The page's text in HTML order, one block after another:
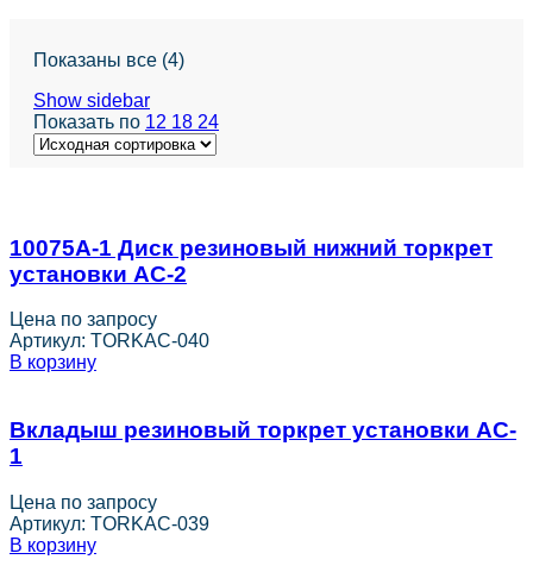
Показаны все (4)
Show sidebar
Показать по 12 18 24
10075А-1 Диск резиновый нижний торкрет
установки AC-2
Цена по запросу
Артикул: TORKAC-040
В корзину
Вкладыш резиновый торкрет установки AC-
1
Цена по запросу
Артикул: TORKAC-039
В корзину